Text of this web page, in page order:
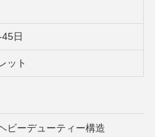
日
ット
ビーデューティー構造